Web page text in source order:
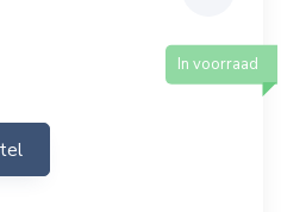
In voorraad